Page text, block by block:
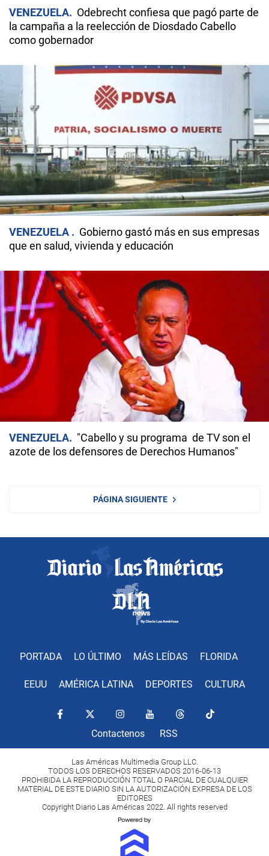
VENEZUELA
Odebrecht confiesa que pagó parte de
la campaña a la reelección de Diosdado Cabello
como gobernador
VENEZUELA
Gobierno gastó más en sus empresas
que en salud, vivienda y educación
VENEZUELA
"Cabello y su programa de TV son el
azote de los defensores de Derechos Humanos"
PÁGINA SIGUIENTE
PORTADA LO ÚLTIMO MÁS LEÍDAS FLORIDA
EEUU AMÉRICA LATINA DEPORTES CULTURA
Contactenos RSS
Las Américas Multimedia Group LLC.
TODOS LOS DERECHOS RESERVADOS 2016-06-13
PROHIBIDA LA REPRODUCCIÓN TOTAL O PARCIAL DE CUALQUIER
MATERIAL DE ESTE DIARIO SIN LA AUTORIZACIÓN EXPRESA DE LOS
EDITORES
Copyright Diario Las Américas 2022. All rights reserved